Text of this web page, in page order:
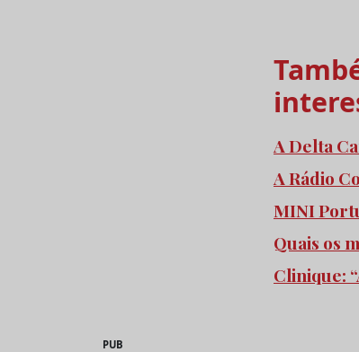
A Delta
A Rádio
MINI
Quais os
Clinique:
PUB